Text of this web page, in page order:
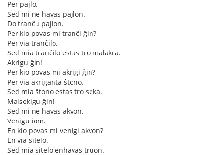
Per pajlo.
Sed mi ne havas pajlon.
Do tranĉu pajlon.
Per kio povas mi tranĉi ĝin?
Per via tranĉilo.
Sed mia tranĉilo estas tro malakra.
Akrigu ĝin!
Per kio povas mi akrigi ĝin?
Per via akriganta ŝtono.
Sed mia ŝtono estas tro seka.
Malsekigu ĝin!
Sed mi ne havas akvon.
Venigu iom.
En kio povas mi venigi akvon?
En via sitelo.
Sed mia sitelo enhavas truon.